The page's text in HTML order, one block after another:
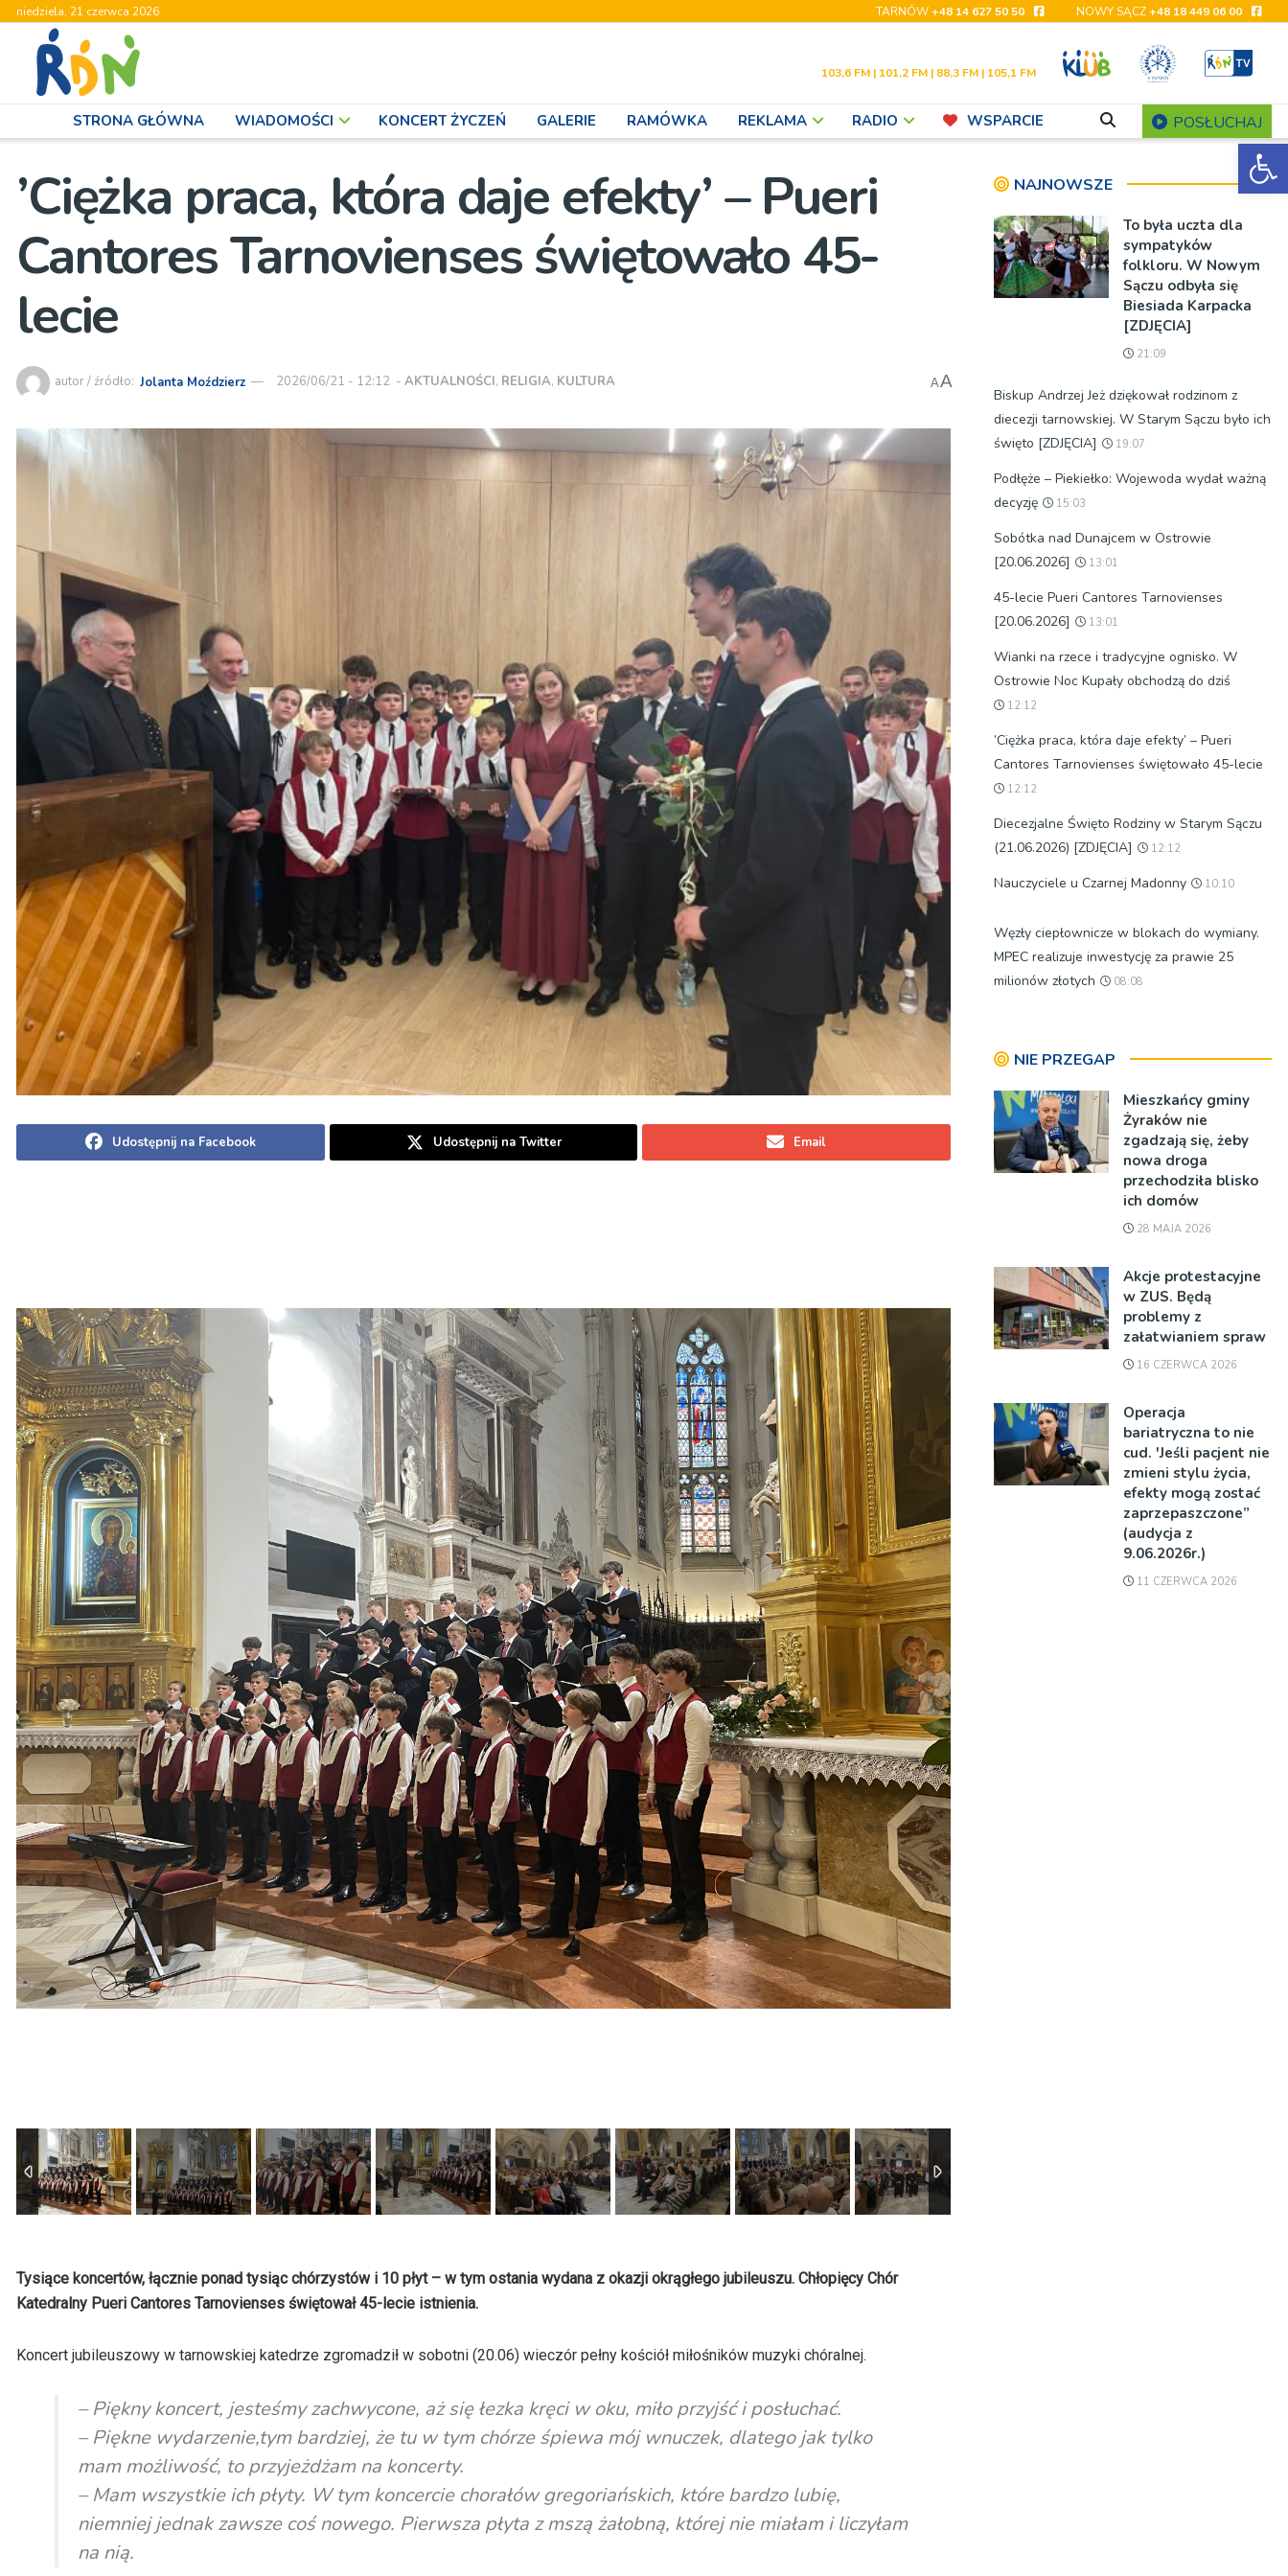
niedziela, 21 czerwca 2026 TARNÓW+48 14 627 50 50 NOWY SĄCZ+48 18 449 06 00
103,6 FM | 101,2 FM | 88,3 FM | 105,1 FM
STRONA GŁÓWNA WIADOMOŚCI KONCERT ŻYCZEŃ GALERIE RAMÓWKA REKLAMA RADIO WSPARCIE POSŁUCHAJ
’Ciężka praca, która daje efekty’ – Pueri
Cantores Tarnovienses świętowało 45-
lecie
autor / źródło: Jolanta Moździerz 2026/06/21 - 12:12 - AKTUALNOŚCI, RELIGIA, KULTURA AA
Udostępnij na Facebook Udostępnij na Twitter Email
Tysiące koncertów, łącznie ponad tysiąc chórzystów i 10 płyt – w tym ostania wydana z okazji okrągłego jubileuszu. Chłopięcy Chór
Katedralny Pueri Cantores Tarnovienses świętował 45-lecie istnienia.
Koncert jubileuszowy w tarnowskiej katedrze zgromadził w sobotni (20.06) wieczór pełny kościół miłośników muzyki chóralnej.
– Piękny koncert, jesteśmy zachwycone, aż się łezka kręci w oku, miło przyjść i posłuchać.
– Piękne wydarzenie,tym bardziej, że tu w tym chórze śpiewa mój wnuczek, dlatego jak tylko
mam możliwość, to przyjeżdżam na koncerty.
– Mam wszystkie ich płyty. W tym koncercie chorałów gregoriańskich, które bardzo lubię,
niemniej jednak zawsze coś nowego. Pierwsza płyta z mszą żałobną, której nie miałam i liczyłam
na nią.
NAJNOWSZE
To była uczta dla
sympatyków
folkloru. W Nowym
Sączu odbyła się
Biesiada Karpacka
[ZDJĘCIA]
21:09
Biskup Andrzej Jeż dziękował rodzinom z
diecezji tarnowskiej. W Starym Sączu było ich
święto [ZDJĘCIA]
19:07
Podłęże – Piekiełko: Wojewoda wydał ważną
decyzję
15:03
Sobótka nad Dunajcem w Ostrowie
[20.06.2026]
13:01
45-lecie Pueri Cantores Tarnovienses
[20.06.2026]
13:01
Wianki na rzece i tradycyjne ognisko. W
Ostrowie Noc Kupały obchodzą do dziś
12:12
’Ciężka praca, która daje efekty’ – Pueri
Cantores Tarnovienses świętowało 45-lecie
12:12
Diecezjalne Święto Rodziny w Starym Sączu
(21.06.2026) [ZDJĘCIA]
12:12
Nauczyciele u Czarnej Madonny 10:10
Węzły ciepłownicze w blokach do wymiany.
MPEC realizuje inwestycję za prawie 25
milionów złotych
08:08
NIE PRZEGAP
Mieszkańcy gminy
Żyraków nie
zgadzają się, żeby
nowa droga
przechodziła blisko
ich domów
28 MAJA 2026
Akcje protestacyjne
w ZUS. Będą
problemy z
załatwianiem spraw
16 CZERWCA 2026
Operacja
bariatryczna to nie
cud. 'Jeśli pacjent nie
zmieni stylu życia,
efekty mogą zostać
zaprzepaszczone”
(audycja z
9.06.2026r.)
11 CZERWCA 2026